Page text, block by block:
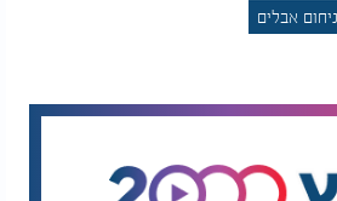
שהגיע יום לאחר הכתרתו לראשון
שהרב הגיע לטקס ההכתרה אתמול,
ניחום אבלים